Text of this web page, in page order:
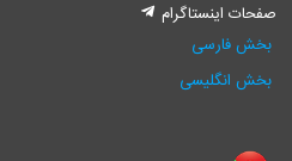
صفحات اینستاگرام
بخش فارسی
بخش انگلیسی